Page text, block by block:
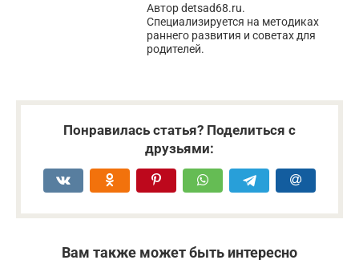
Автор detsad68.ru.
Специализируется на методиках
раннего развития и советах для
родителей.
Понравилась статья? Поделиться с
друзьями:
Вам также может быть интересно